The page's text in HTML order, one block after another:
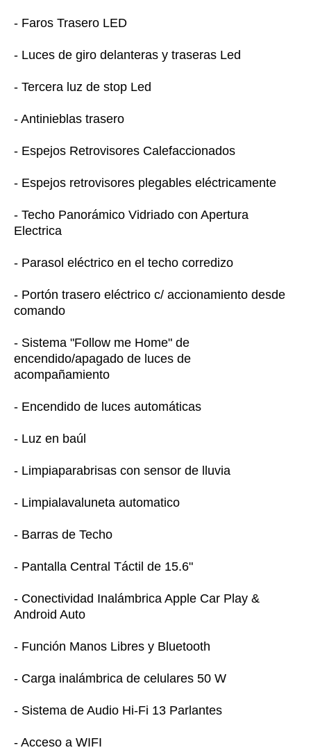
- Faros Trasero LED
- Luces de giro delanteras y traseras Led
- Tercera luz de stop Led
- Antinieblas trasero
- Espejos Retrovisores Calefaccionados
- Espejos retrovisores plegables eléctricamente
- Techo Panorámico Vidriado con Apertura
Electrica
- Parasol eléctrico en el techo corredizo
- Portón trasero eléctrico c/ accionamiento desde
comando
- Sistema "Follow me Home" de
encendido/apagado de luces de
acompañamiento
- Encendido de luces automáticas
- Luz en baúl
- Limpiaparabrisas con sensor de lluvia
- Limpialavaluneta automatico
- Barras de Techo
- Pantalla Central Táctil de 15.6"
- Conectividad Inalámbrica Apple Car Play &
Android Auto
- Función Manos Libres y Bluetooth
- Carga inalámbrica de celulares 50 W
- Sistema de Audio Hi-Fi 13 Parlantes
- Acceso a WIFI